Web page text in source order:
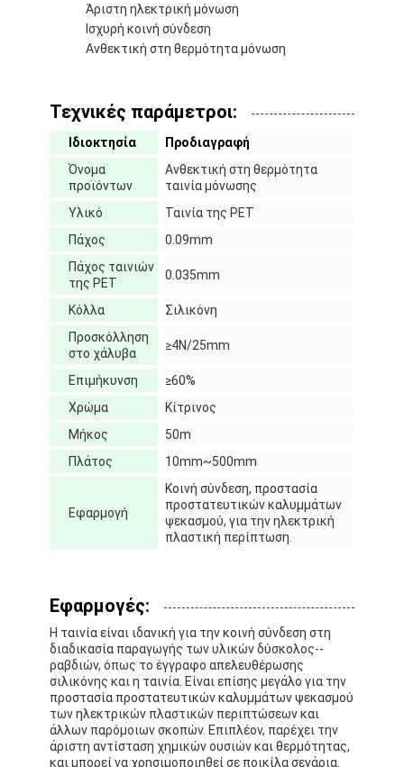
Σπίτι
Προϊόντα
Περίπου εμείς
Γύρος εργοστασίων
Ποιοτικός έλεγχος
Μας ελάτε σε επαφή με
Συγκολλητική ταινία μόνωσης
Ανθεκτική στη θερμότητα ταινία μόνωσης
Κολλητική ταινία υφασμάτων γυαλιού
Κολλητική ταινία ταινιών Polyimide
Κολλητική ταινία φύλλων αλουμινίου αργιλίου
Άριστη ηλεκτρική μόνωση
Ισχυρή κοινή σύνδεση
Ανθεκτική στη θερμότητα μόνωση
Τεχνικές παράμετροι:
Ιδιοκτησία
Προδιαγραφή
Όνομα
προϊόντων
Ανθεκτική στη θερμότητα
ταινία μόνωσης
Υλικό
Ταινία της PET
Πάχος
0.09mm
Πάχος ταινιών
της PET
0.035mm
Κόλλα
Σιλικόνη
Προσκόλληση
στο χάλυβα
≥4N/25mm
Επιμήκυνση
≥60%
Χρώμα
Κίτρινος
Μήκος
50m
Πλάτος
10mm~500mm
Εφαρμογή
Κοινή σύνδεση, προστασία
προστατευτικών καλυμμάτων
ψεκασμού, για την ηλεκτρική
πλαστική περίπτωση.
Εφαρμογές:
Η ταινία είναι ιδανική για την κοινή σύνδεση στη
διαδικασία παραγωγής των υλικών δύσκολος--
ραβδιών, όπως το έγγραφο απελευθέρωσης
σιλικόνης και η ταινία. Είναι επίσης μεγάλο για την
προστασία προστατευτικών καλυμμάτων ψεκασμού
των ηλεκτρικών πλαστικών περιπτώσεων και
άλλων παρόμοιων σκοπών. Επιπλέον, παρέχει την
άριστη αντίσταση χημικών ουσιών και θερμότητας,
και μπορεί να χρησιμοποιηθεί σε ποικίλα σενάρια.